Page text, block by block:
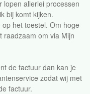
lopen allerlei processen
bij komt kijken.
het toestel. Om hoge
raadzaam om via Mijn
de factuur dan kan je
zodat wij met
factuur.